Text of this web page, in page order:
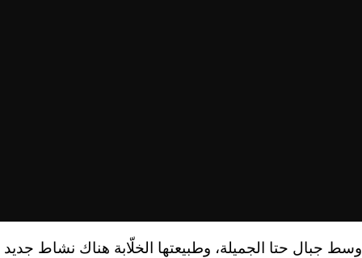
وسط جبال حتا الجميلة، وطبيعتها الخلّابة هناك نشاط جديد